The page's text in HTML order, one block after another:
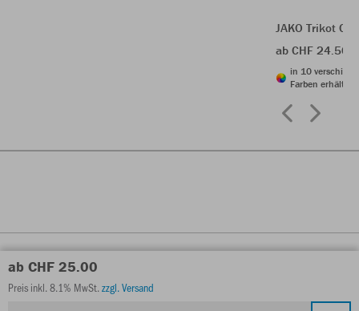
ab CHF 25.00
Preis inkl. 8.1% MwSt.zzgl. Versand
JAKO Trikot
ab CHF 24.50
in 10
Farben